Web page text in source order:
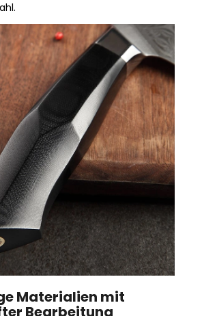
Materialien mit
Bearbeitung